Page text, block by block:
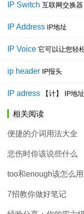
IP Switch 互联网交换器
IP Address IP地址
IP Voice 它可以让您轻
ip header IP报头
IP adress 【计】 IP地址
相关阅读
便捷的介词用法大全
悲伤时你该说些什么
too和enough该怎么用
7招教你做好笔记